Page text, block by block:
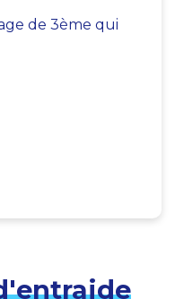
de 3ème qui